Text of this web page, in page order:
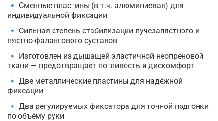
🔹 Сменные пластины (в т.ч. алюминиевая) для
индивидуальной фиксации
🔹 Сильная степень стабилизации лучезапястного и
пястно-фалангового суставов
🔹 Изготовлен из дышащей эластичной неопреновой
ткани — предотвращает потливость и дискомфорт
🔹 Две металлические пластины для надёжной
фиксации
🔹 Два регулируемых фиксатора для точной подгонки
по объёму руки